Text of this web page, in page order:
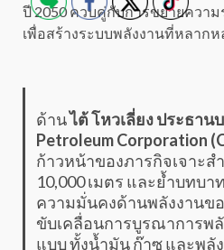
ปี 2050 ควบคู่กับการขยายควา
เพื่อสร้างระบบพลังงานที่หลาก
ด้านไต้ โหวเลี่ยง ประธาน
Petroleum Corporation
ก้าวหน้าของภารกิจเจาะ
10,000 เมตร และย้ำบทบา
ความมั่นคงด้านพลังงานขอ
ขับเคลื่อนการบูรณาการพ
แบบ ทั้งน้ำมัน ก๊าซ และพลั